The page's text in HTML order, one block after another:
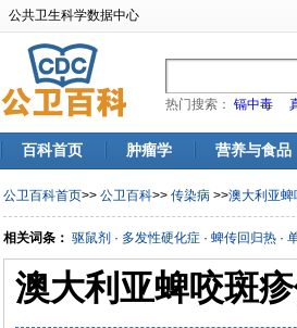
公共卫生科学数据中心
热门搜索： 镉中毒
百科首页 肿瘤学 营养与食品
公卫百科首页>> 公卫百科>> 传染病 >>澳大利亚
相关词条： 驱鼠剂 · 多发性硬化症 · 蜱传回归热 ·
澳大利亚蜱咬斑